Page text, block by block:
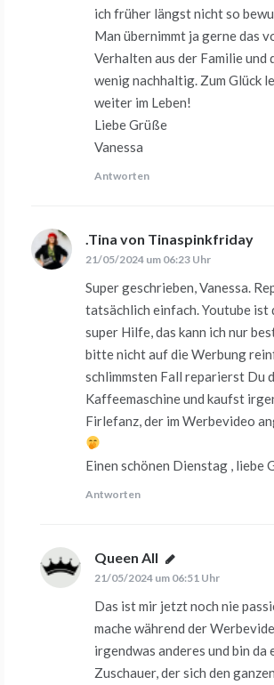
ich früher längst nicht so
Man übernimmt ja gerne das
Verhalten aus der Familie und
wenig nachhaltig. Zum Glück
weiter im Leben!
Liebe Grüße
Vanessa
Antworten
.Tina von Tinaspinkfriday
21/05/2024 um 06:23 Uhr
Super geschrieben, Vanessa.
tatsächlich einfach. Youtube ist
super Hilfe, das kann ich nur
bitte nicht auf die Werbung
schlimmsten Fall reparierst Du
Kaffeemaschine und kaufst
Firlefanz, der im Werbevideo
Einen schönen Dienstag , liebe
Antworten
Queen All sagt:
21/05/2024 um 06:51 Uhr
Das ist mir jetzt noch nie
mache während der
irgendwas anderes und bin da
Zuschauer, der sich den